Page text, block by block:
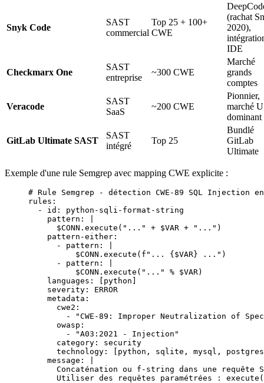
Snyk Code
SAST
commercial
Top 25 + 100+
CWE
(rachat
2020),
IDE
Checkmarx One
SAST
entreprise
~300 CWE
Marché
grands
comptes
Veracode
SAST
SaaS
~200 CWE
Pionnier,
marché
dominant
GitLab Ultimate SAST
SAST
intégré
Top 25
Bundlé
GitLab
Ultimate
Exemple d'une rule Semgrep avec mapping CWE explicite :
# Rule Semgrep - détection CWE-89 SQL Injection
rules :
  -
id : python-sqli-format-string
    pattern
:
      $CONN.execute("..." + $VAR + "...")
    pattern-either
:
      -
pattern :
          $CONN.execute(f"... {$VAR} ...")
      -
pattern :
          $CONN.execute("..." % $VAR)
    languages
: [ python
    severity
: ERROR
    metadata
:
      cwe2
:
        -
"CWE-89: Improper Neutralization of
      owasp
:
        -
"A03:2021 - Injection"
      category
: security
      technology
: [ python , sqlite , mysql , postgres
    message
:
Concaténation ou f-string dans une requête
Utiliser des requêtes paramétrées :